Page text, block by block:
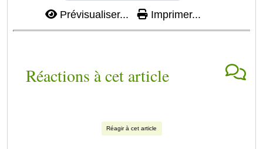
Prévisualiser... Imprimer...
Réactions à cet article
Réagir à cet article